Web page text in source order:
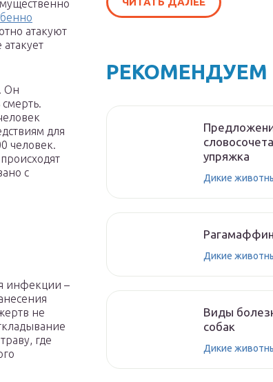
атакуют
Он
для
человек.
с
инфекции –
не
где
РЕКОМЕНДУЕМ
упряжка
Дикие
Рагамаффин
Дикие
Виды
собак
Дикие